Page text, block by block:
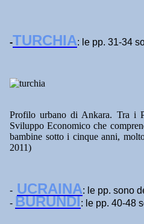
-TURCHIA: le pp. 31-34
Profilo urbano di Ankara. Tra i
Sviluppo Economico che
bambine sotto i cinque anni,
2011)
- UCRAINA: le pp. sono
- BURUNDI: le pp. 40-48